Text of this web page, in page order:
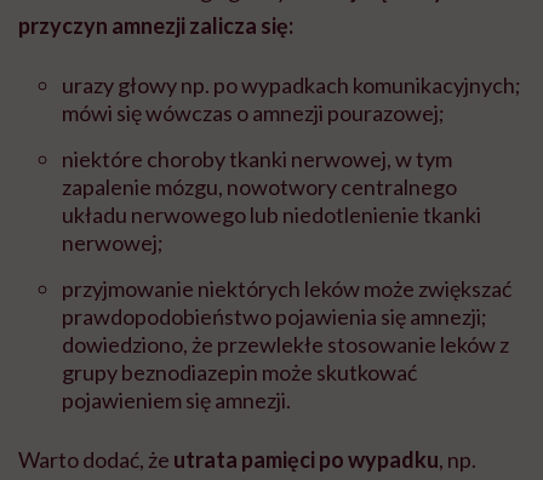
przyczyn amnezji zalicza się:
urazy głowy np. po wypadkach komunikacyjnych;
mówi się wówczas o amnezji pourazowej;
niektóre choroby tkanki nerwowej, w tym
zapalenie mózgu, nowotwory centralnego
układu nerwowego lub niedotlenienie tkanki
nerwowej;
przyjmowanie niektórych leków może zwiększać
prawdopodobieństwo pojawienia się amnezji;
dowiedziono, że przewlekłe stosowanie leków z
grupy beznodiazepin może skutkować
pojawieniem się amnezji.
Warto dodać, że utrata pamięci po wypadku, np.